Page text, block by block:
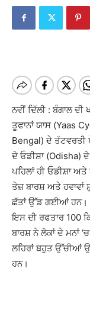
ਨਵੀਂ ਦਿੱਲੀ : ਬੰਗਾਲ
ਤੂਫਾਨਾਂ ਯਾਸ (Yaas
Bengal) ਦੇ ਤੱਟਵਰਤੀ
ਦੇ ਓਡੀਸ਼ਾ (Odisha)
ਪਹਿਲਾਂ ਹੀ ਓਡੀਸ਼ਾ
ਤੇਜ਼ ਬਾਰਸ਼ ਅਤੇ
ਛੱਤਾਂ ਉੱਡ ਗਈਆਂ ਹਨ।
ਇਸ ਦੀ ਰਫਤਾਰ 100
ਬਾਰਸ਼ ਨੇ ਲੋਕਾਂ ਦੇ ਮਨਾਂ
ਲਹਿਰਾਂ ਬਹੁਤ ਉੱਚੀਆਂ
ਹਨ।